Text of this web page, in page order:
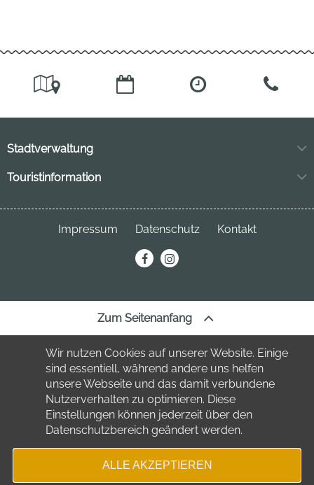
Stadtverwaltung
Markt 11
034243 7220
Touristinformation
Neuhofstraße 3
04849 Bad Düben
Impressum Datenschutz Kontakt
Zum Seitenanfang
Wir nutzen Cookies auf unserer Website. Einige
sind essentiell, während andere uns helfen
unsere Webseite und das damit verbundene
Nutzerverhalten zu optimieren. Diese
Einstellungen können jederzeit über den
Datenschutzbereich geändert werden.
ALLE AKZEPTIEREN